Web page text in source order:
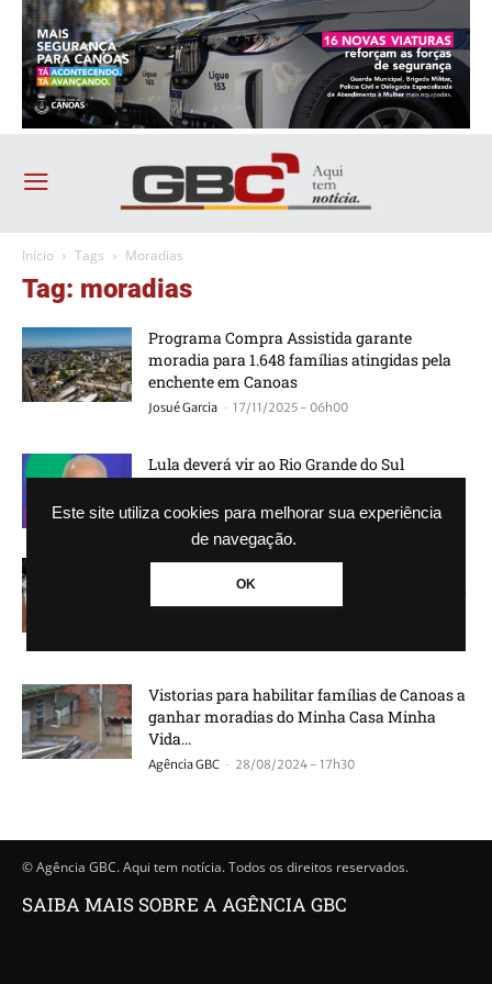
Este site utiliza cookies para melhorar sua experiência
de navegação.
OK
Início Tags Moradias
Tag: moradias
Programa Compra Assistida garante
moradia para 1.648 famílias atingidas pela
enchente em Canoas
Josué Garcia - 17/11/2025 - 06h00
Lula deverá vir ao Rio Grande do Sul
Prefeitura de Canoas entrega matrículas de
terrenos regularizados a moradores de cinco
bairros
Vistorias para habilitar famílias de Canoas a
ganhar moradias do Minha Casa Minha
Vida...
Agência GBC - 28/08/2024 - 17h30
© Agência GBC. Aqui tem notícia. Todos os direitos reservados.
SAIBA MAIS SOBRE A AGÊNCIA GBC